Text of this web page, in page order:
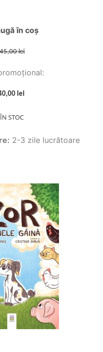
în coș
lei
lei
ÎN STOC
2-3 zile lucrătoare